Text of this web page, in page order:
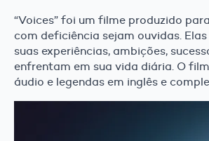
“Voices” foi um filme produzido
com deficiência sejam ouvidas.
suas experiências, ambições,
enfrentam em sua vida diária. O
áudio e legendas em inglês e